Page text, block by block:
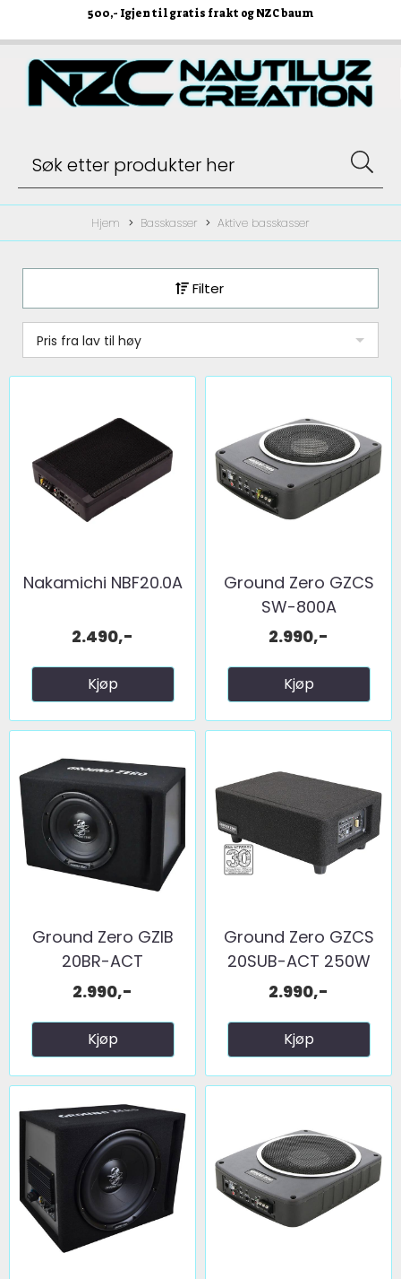
500,- Igjen til gratis frakt og NZC baum
Hjem Basskasser Aktive basskasser
Filter
Pris fra lav til høy
Nakamichi NBF20.0A
2.490,-
Kjøp
Ground Zero GZCS
SW-800A
2.990,-
Kjøp
Ground Zero GZIB
20BR-ACT
2.990,-
Kjøp
Ground Zero GZCS
20SUB-ACT 250W
RMS ...
2.990,-
Kjøp